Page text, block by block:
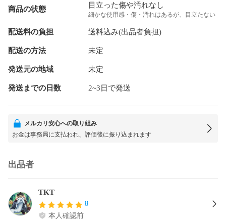
商品の状態 目立った傷や汚れなし
細かな使用感・傷・汚れはあるが、目立たない
配送料の負担 送料込み(出品者負担)
配送の方法 未定
発送元の地域 未定
発送までの日数 2~3日で発送
メルカリ安心への取り組み
お金は事務局に支払われ、評価後に振り込まれます
出品者
TKT
8
本人確認前